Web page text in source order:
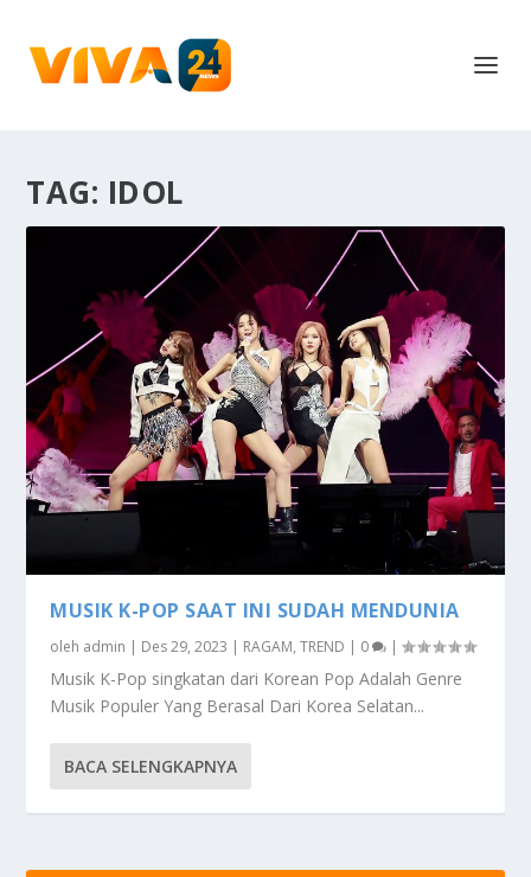
TAG: IDOL
MUSIK K-POP SAAT INI SUDAH MENDUNIA
oleh admin | Des 29, 2023 | RAGAM,TREND | 0 |
Musik K-Pop singkatan dari Korean Pop Adalah Genre
Musik Populer Yang Berasal Dari Korea Selatan...
BACA SELENGKAPNYA